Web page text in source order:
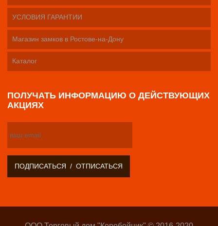
УСЛОВИЯ ГАРАНТИИ
Магазин замков в Ростове-на-Дону
Каталог
ПОЛУЧАТЬ ИНФОРМАЦИЮ О ДЕЙСТВУЮЩИХ
АКЦИЯХ